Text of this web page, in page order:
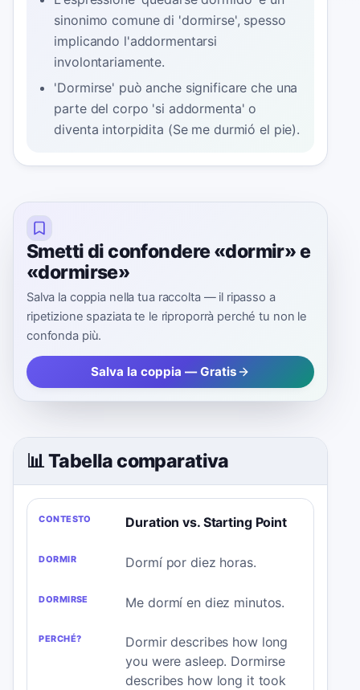
sinonimo comune di 'dormirse', spesso
implicando l'addormentarsi
involontariamente.
'Dormirse' può anche significare che una
parte del corpo 'si addormenta' o
diventa intorpidita (Se me durmió el pie).
Smetti di confondere «dormir» e
«dormirse»
Salva la coppia nella tua raccolta — il ripasso a
ripetizione spaziata te le riproporrà perché tu non le
confonda più.
Salva la coppia — Gratis
📊 Tabella comparativa
CONTESTO DORMIR DORMIRSE PERCHÉ?
Duration vs. Starting Point
Dormí por diez horas.
Me dormí en diez minutos.
Dormir describes how long
you were asleep. Dormirse
describes how long it took